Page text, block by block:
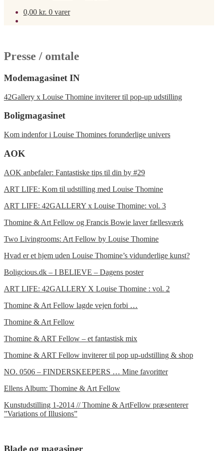
0,00 kr. 0 varer
Presse / omtale
Modemagasinet IN
42Gallery x Louise Thomine inviterer til pop-up udstilling
Boligmagasinet
Kom indenfor i Louise Thomines forunderlige univers
AOK
AOK anbefaler: Fantastiske tips til din by #29
ART LIFE: Kom til udstilling med Louise Thomine
ART LIFE: 42GALLERY x Louise Thomine: vol. 3
Thomine & Art Fellow og Francis Bowie laver fællesværk
Two Livingrooms: Art Fellow by Louise Thomine
Hvad er et hjem uden Louise Thomine’s vidunderlige kunst?
Boligcious.dk – I BELIEVE – Dagens poster
ART LIFE: 42GALLERY X Louise Thomine : vol. 2
Thomine & Art Fellow lagde vejen forbi …
Thomine & Art Fellow
Thomine & ART Fellow – et fantastisk mix
Thomine & ART Fellow inviterer til pop up-udstilling & shop
NO. 0506 – FINDERSKEEPERS … Mine favoritter
Ellens Album: Thomine & Art Fellow
Kunstudstilling 1-2014 // Thomine & ArtFellow præsenterer
”Variations of Illusions”
Blade og magasiner